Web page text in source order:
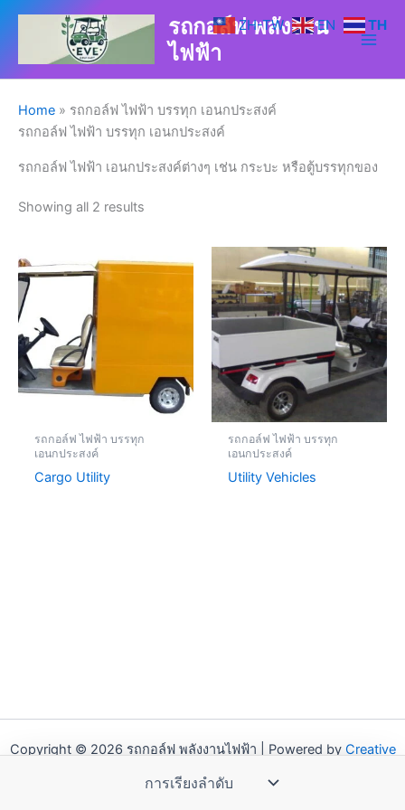
รถกอล์ฟ พลังงาน
ไฟฟ้า
Home » รถกอล์ฟ ไฟฟ้า บรรทุก เอนกประสงค์
รถกอล์ฟ ไฟฟ้า บรรทุก เอนกประสงค์
รถกอล์ฟ ไฟฟ้า เอนกประสงค์ต่างๆ เช่น กระบะ หรือตู้บรรทุกของ
Showing all 2 results
รถกอล์ฟ ไฟฟ้า บรรทุก
เอนกประสงค์
Cargo Utility
รถกอล์ฟ ไฟฟ้า บรรทุก
เอนกประสงค์
Utility Vehicles
Copyright © 2026 รถกอล์ฟ พลังงานไฟฟ้า | Powered by Creative
ZH-TW EN TH